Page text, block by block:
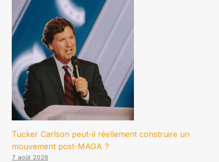
Tucker Carlson peut-il réellement construire un
mouvement post-MAGA ?
7 août 2026